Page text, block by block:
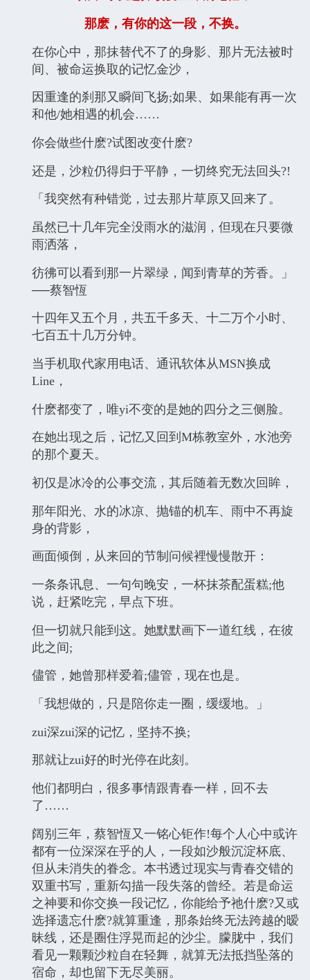
那麽，有你的这一段，不换。
在你心中，那抹替代不了的身影、那片无法被时
间、被命运换取的记忆金沙，
因重逢的刹那又瞬间飞扬;如果、如果能有再一次
和他/她相遇的机会……
你会做些什麽?试图改变什麽?
还是，沙粒仍得归于平静，一切终究无法回头?!
「我突然有种错觉，过去那片草原又回来了。
虽然已十几年完全没雨水的滋润，但现在只要微
雨洒落，
彷彿可以看到那一片翠绿，闻到青草的芳香。」
──蔡智恆
十四年又五个月，共五千多天、十二万个小时、
七百五十几万分钟。
当手机取代家用电话、通讯软体从MSN换成
Line，
什麽都变了，唯yi不变的是她的四分之三侧脸。
在她出现之后，记忆又回到M栋教室外，水池旁
的那个夏天。
初仅是冰冷的公事交流，其后随着无数次回眸，
那年阳光、水的冰凉、抛锚的机车、雨中不再旋
身的背影，
画面倾倒，从来回的节制问候裡慢慢散开：
一条条讯息、一句句晚安，一杯抹茶配蛋糕;他
说，赶紧吃完，早点下班。
但一切就只能到这。她默默画下一道红线，在彼
此之间;
儘管，她曾那样爱着;儘管，现在也是。
「我想做的，只是陪你走一圈，缓缓地。」
zui深zui深的记忆，坚持不换;
那就让zui好的时光停在此刻。
他们都明白，很多事情跟青春一样，回不去
了……
阔别三年，蔡智恆又一铭心钜作!每个人心中或许
都有一位深深在乎的人，一段如沙般沉淀杯底、
但从未消失的眷念。本书透过现实与青春交错的
双重书写，重新勾描一段失落的曾经。若是命运
之神要和你交换一段记忆，你能给予祂什麽?又或
选择遗忘什麽?就算重逢，那条始终无法跨越的暧
昧线，还是圈住浮晃而起的沙尘。朦胧中，我们
看见一颗颗沙粒自在轻舞，就算无法抵挡坠落的
宿命，却也留下无尽美丽。